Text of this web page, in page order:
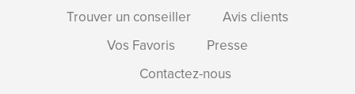
Trouver un conseiller
Avis clients
Vos Favoris
Presse
Contactez-nous